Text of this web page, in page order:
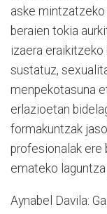
aske mintzatzeko
beraien tokia
izaera eraikitzeko
sustatuz,
menpekotasuna
erlazioetan
formakuntzak
profesionalak ere
emateko
Aynabel Davila: